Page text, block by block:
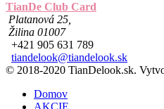
TianDe Club Card
Platanová 25,
Žilina 01007
+421 905 631 789
tiandelook@tiandelook.sk
© 2018-2020 TianDelook.sk.
Domov